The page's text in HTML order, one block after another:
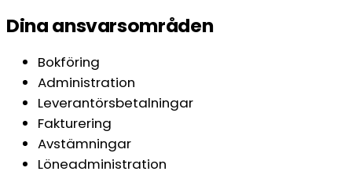
Dina ansvarsområden
Bokföring
Administration
Leverantörsbetalningar
Fakturering
Avstämningar
Löneadministration